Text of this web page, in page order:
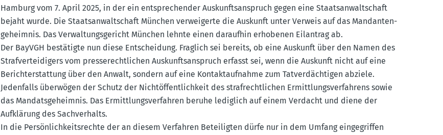
Hamburg vom 7. April 2025, in der ein entspre­chender Auskunfts­an­spruch gegen eine Staats­an­walt­schaft
bejaht wurde. Die Staats­an­walt­schaft München verwei­gerte die Auskunft unter Verweis auf das Mandan­ten­
ge­heimnis. Das Verwal­tungs­ge­richt München lehnte einen daraufhin erhobenen Eilantrag ab.
Der BayVGH bestä­tigte nun diese Entscheidung. Fraglich sei bereits, ob eine Auskunft über den Namen des
Straf­ver­tei­digers vom presse­recht­lichen Auskunfts­an­spruch erfasst sei, wenn die Auskunft nicht auf eine
Bericht­erstattung über den Anwalt, sondern auf eine Kontakt­auf­nahme zum Tatver­däch­tigen abziele.
Jeden­falls überwögen der Schutz der Nicht­öf­fent­lichkeit des straf­recht­lichen Ermitt­lungs­ver­fahrens sowie
das Mandats­ge­heimnis. Das Ermitt­lungs­ver­fahren beruhe lediglich auf einem Verdacht und diene der
Aufklärung des Sachver­halts.
In die Persön­lich­keits­rechte der an diesem Verfahren Betei­ligten dürfe nur in dem Umfang einge­griffen